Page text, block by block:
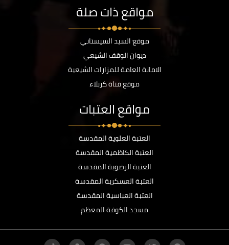
مواقع ذات صلة
موقع السيد السيستاني
ديوان الوقف الشيعي
الامانة العامة للمزارات الشيعية
موقع قناة كربلاء
مواقع العتبات
العتبة العلوية المقدسة
العتبة الكاظمية المقدسة
العتبة الرضوية المقدسة
العتبة العسكرية المقدسة
العتبة العباسية المقدسة
مسجد الكوفة المعظم